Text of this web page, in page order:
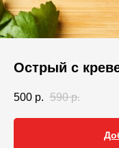
Острый с
500 р. 590 р.